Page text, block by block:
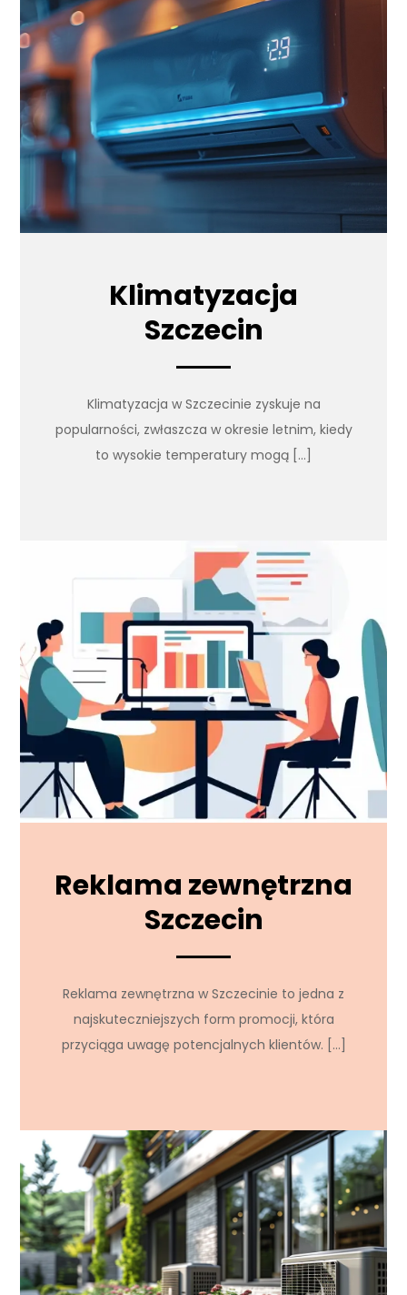
Klimatyzacja
Szczecin
Klimatyzacja w Szczecinie zyskuje na
popularności, zwłaszcza w okresie letnim, kiedy
to wysokie temperatury mogą […]
Reklama zewnętrzna
Szczecin
Reklama zewnętrzna w Szczecinie to jedna z
najskuteczniejszych form promocji, która
przyciąga uwagę potencjalnych klientów. […]